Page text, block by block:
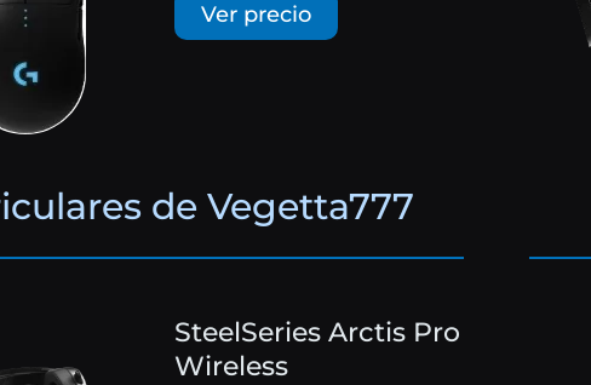
Ver precio
de Vegetta777
SteelSeries Arctis Pro
Wireless